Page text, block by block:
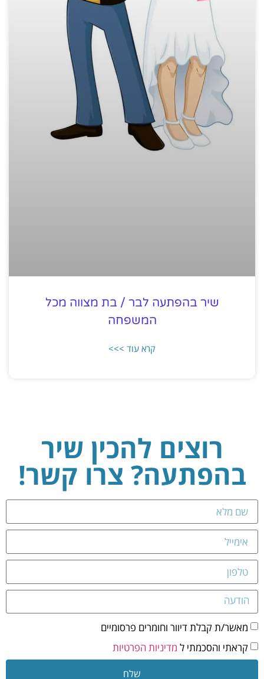
שיר בהפתעה לבר / בת מצווה מכל
המשפחה
קרא עוד >>>
רוצים להכין שיר
בהפתעה? צרו קשר!
מאשר/ת קבלת דיוור וחומרים פרסומיים
קראתי והסכמתי ל מדיניות הפרטיות
שלח